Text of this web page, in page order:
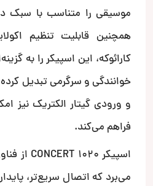
موسیقی را متناسب با سبک
کارائوکه، این اسپیکر را به
خوانندگی و سرگرمی تبدیل
و ورودی گیتار الکتریک نیز
فراهم می‌کند.
می‌برد که اتصال سریع‌تر،